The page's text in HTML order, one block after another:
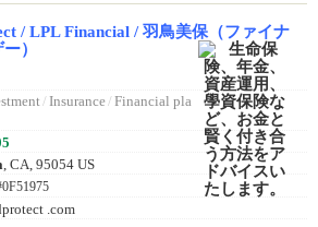
/ LPL Financial / 羽鳥美保（ファイナ
）
/ Insurance/ Financial pla
, CA, 95054 US
.com